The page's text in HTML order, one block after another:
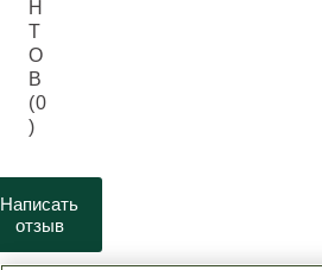
Н
Т
О
В
(0
)
Написать
отзыв